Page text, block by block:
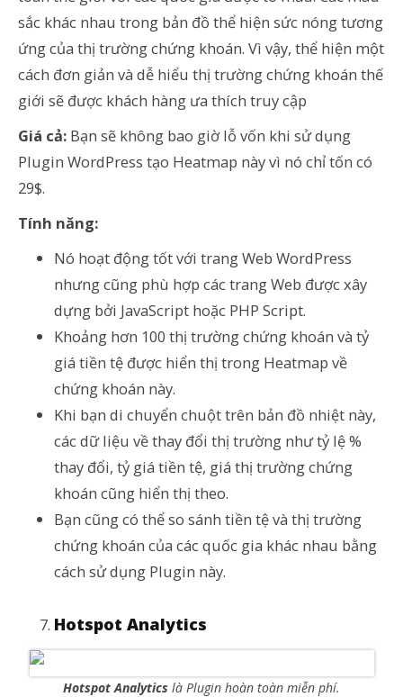
sắc khác nhau trong bản đồ thể hiện sức nóng tương
ứng của thị trường chứng khoán. Vì vậy, thể hiện một
cách đơn giản và dễ hiểu thị trường chứng khoán thế
giới sẽ được khách hàng ưa thích truy cập
Giá cả: Bạn sẽ không bao giờ lỗ vốn khi sử dụng
Plugin WordPress tạo Heatmap này vì nó chỉ tốn có
29$.
Tính năng:
Nó hoạt động tốt với trang Web WordPress
nhưng cũng phù hợp các trang Web được xây
dựng bởi JavaScript hoặc PHP Script.
Khoảng hơn 100 thị trường chứng khoán và tỷ
giá tiền tệ được hiển thị trong Heatmap về
chứng khoán này.
Khi bạn di chuyển chuột trên bản đồ nhiệt này,
các dữ liệu về thay đổi thị trường như tỷ lệ %
thay đổi, tỷ giá tiền tệ, giá thị trường chứng
khoán cũng hiển thị theo.
Bạn cũng có thể so sánh tiền tệ và thị trường
chứng khoán của các quốc gia khác nhau bằng
cách sử dụng Plugin này.
Hotspot Analytics
Hotspot Analytics là Plugin hoàn toàn miễn phí.